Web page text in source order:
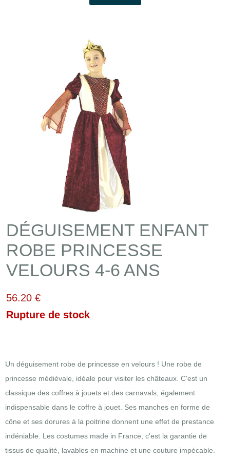
DÉGUISEMENT ENFANT
ROBE PRINCESSE
VELOURS 4-6 ANS
56.20 €
Rupture de stock
Un déguisement robe de princesse en velours ! Une robe de
princesse médiévale, idéale pour visiter les châteaux. C'est un
classique des coffres à jouets et des carnavals, également
indispensable dans le coffre à jouet. Ses manches en forme de
cône et ses dorures à la poitrine donnent une effet de prestance
indéniable. Les costumes made in France, c'est la garantie de
tissus de qualité, lavables en machine et une couture impécable.